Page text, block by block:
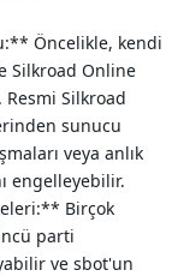
Öncelikle, kendi
Silkroad Online
Silkroad
sunucu
veya anlık
engelleyebilir.
Birçok
parti
ve sbot'un